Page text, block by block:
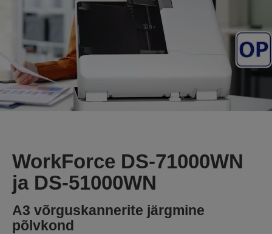
WorkForce DS-71000WN
ja DS-51000WN
A3 võrguskannerite järgmine
põlvkond